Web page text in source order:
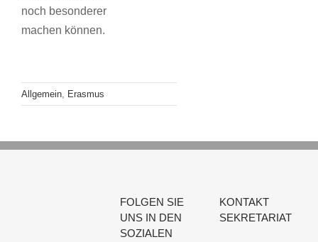
noch besonderer
machen können.
Allgemein, Erasmus
FOLGEN SIE
UNS IN DEN
SOZIALEN
KONTAKT
SEKRETARIAT